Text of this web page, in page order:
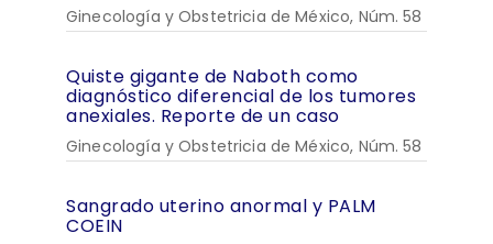
Ginecología y Obstetricia de México, Núm. 58
Quiste gigante de Naboth como
diagnóstico diferencial de los tumores
anexiales. Reporte de un caso
Ginecología y Obstetricia de México, Núm. 58
Sangrado uterino anormal y PALM
COEIN